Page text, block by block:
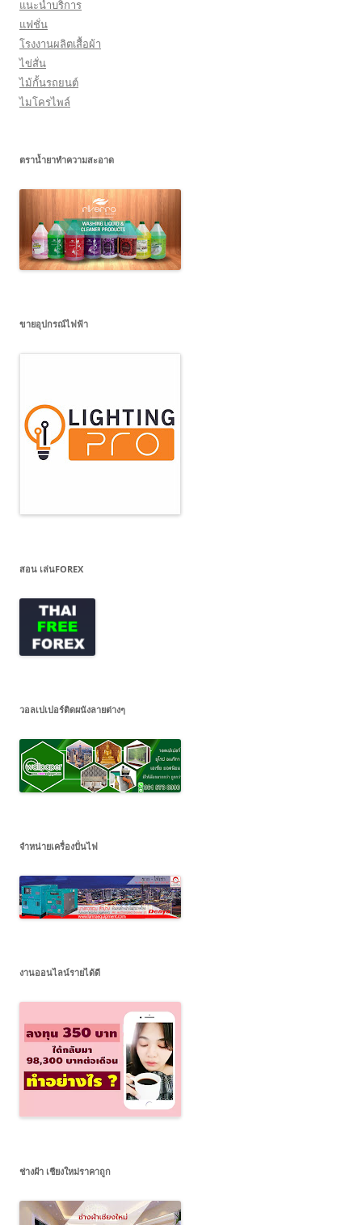
แนะนำบริการ
แฟชั่น
โรงงานผลิตเสื้อผ้า
ไข่สั่น
ไม้กั้นรถยนต์
ไมโครไพล์
ตราน้ำยาทำความสะอาด
ขายอุปกรณ์ไฟฟ้า
สอน เล่นFOREX
วอลเปเปอร์ติดผนังลายต่างๆ
จำหน่ายเครื่องปั่นไฟ
งานออนไลน์รายได้ดี
ช่างฝ้า เชียงใหม่ราคาถูก